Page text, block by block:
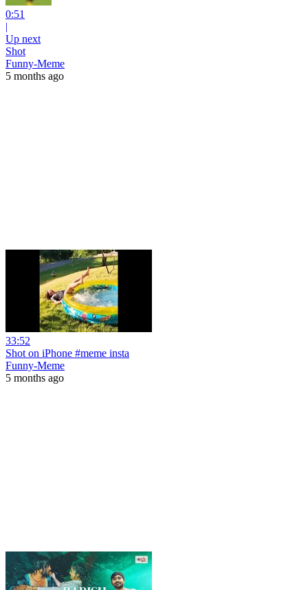
0:51
|
Up next
Shot
Funny-Meme
5 months ago
33:52
Shot on iPhone #meme insta
Funny-Meme
5 months ago